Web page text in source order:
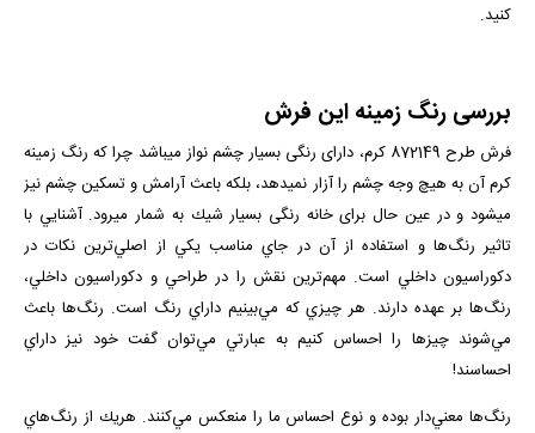
کنید.
بررسی رنگ زمینه این فرش
فرش طرح 872149 کرم، دارای رنگی بسیار چشم نواز می­باشد چرا که رنگ زمینه
کرم آن به هیچ وجه چشم را آزار نمی­دهد، بلكه باعث آرامش و تسكین چشم نیز
می­شود و در عین حال برای خانه رنگی بسیار شیك به شمار می­رود. آشنايي با
تاثير رنگ‌ها و استفاده از آن‌ در جاي مناسب يكي از اصلي‌ترين نكات در
دكوراسيون داخلي است. مهم‌ترين نقش را در طراحي و دكوراسيون داخلي،
رنگ‌ها بر عهده دارند. هر چيزي كه مي‌بينيم داراي رنگ است. رنگ‌ها باعث
مي‌شوند چيزها را احساس كنيم به عبارتي مي‌توان گفت خود نيز داراي
احساسند!
رنگ‌ها معني‌دار بوده و نوع احساس ما را منعكس مي‌كنند. هريك از رنگ‌هاي